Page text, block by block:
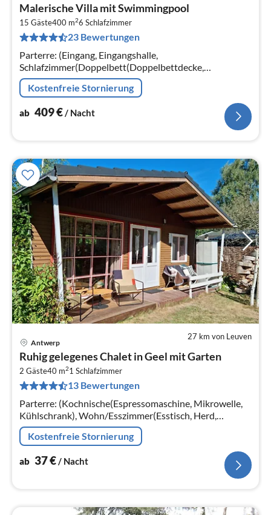
Malerische Villa mit Swimmingpool
15 Gäste400 m26 Schlafzimmer
23 Bewertungen
Parterre: (Eingang, Eingangshalle,
Schlafzimmer(Doppelbett(Doppelbettdecke,
Doppelspannbetttuch)),
Schlafzimmer(Doppelbett(Doppelbettdecke,
Kostenfreie Stornierung
ab 409€/ Nacht
27 km von Leuven
Antwerp
Ruhig gelegenes Chalet in Geel mit Garten
2 Gäste40 m21 Schlafzimmer
13 Bewertungen
Parterre: (Kochnische(Espressomaschine, Mikrowelle,
Kühlschrank), Wohn/Esszimmer(Esstisch, Herd,
Sitzecke), Schlafzimmer(elektrische Heizung)
(Doppelbett(130 x 190 cm))
Kostenfreie Stornierung
ab 37€/ Nacht